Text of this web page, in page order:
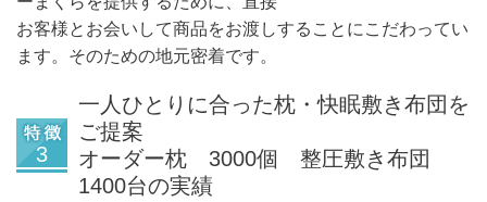
お客様とお会いして商品をお渡しすることにこだわってい
ます。そのための地元密着です。
一人ひとりに合った枕・快眠敷き布団を
ご提案
オーダー枕 3000個 整圧敷き布団
1400台の実績